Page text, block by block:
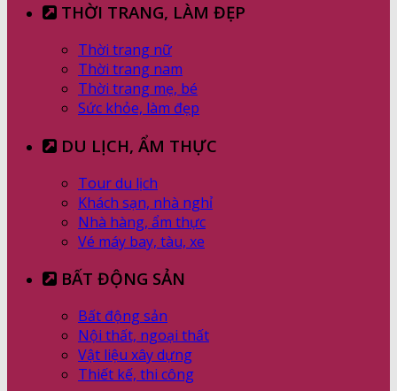
THỜI TRANG, LÀM ĐẸP
Thời trang nữ
Thời trang nam
Thời trang mẹ, bé
Sức khỏe, làm đẹp
DU LỊCH, ẨM THỰC
Tour du lịch
Khách sạn, nhà nghỉ
Nhà hàng, ẩm thực
Vé máy bay, tàu, xe
BẤT ĐỘNG SẢN
Bất động sản
Nội thất, ngoại thất
Vật liệu xây dựng
Thiết kế, thi công